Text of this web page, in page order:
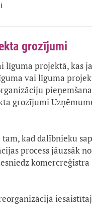
grozījumi
līguma projektā, kas
vai līguma
grozījumi
kad dalībnieku
process jāuzsāk
komercreģistra